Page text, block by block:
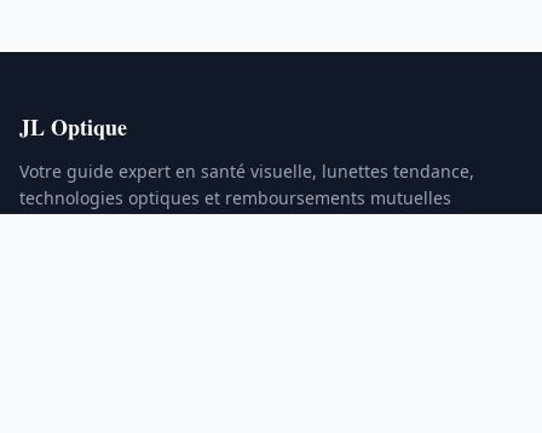
JL Optique
Votre guide expert en santé visuelle, lunettes tendance,
technologies optiques et remboursements mutuelles